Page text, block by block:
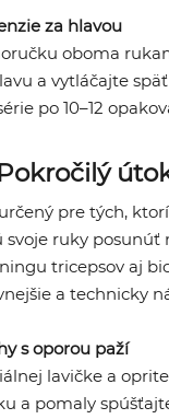
za hlavou
oboma
a vytláčajte
po 10–12
pre tých,
ruky posunúť
tricepsov aj
a technicky
s oporou paží
lavičke a
a pomaly